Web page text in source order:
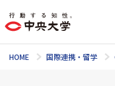
HOME 国際連携・留学